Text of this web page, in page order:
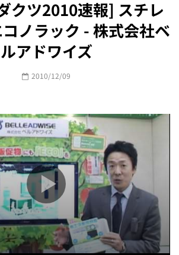
クツ2010速報] スチレ
ノラック - 株式会社ベ
ルアドワイズ
2010/12/09